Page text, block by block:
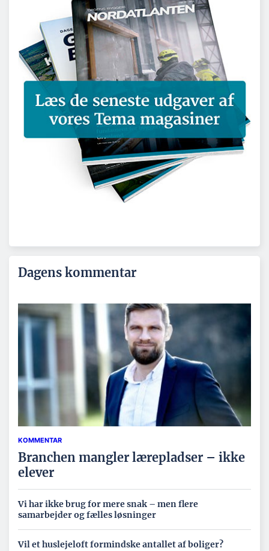
Dagens kommentar
KOMMENTAR
Branchen mangler lærepladser – ikke
elever
Vi har ikke brug for mere snak – men flere
samarbejder og fælles løsninger
Vil et huslejeloft formindske antallet af boliger?